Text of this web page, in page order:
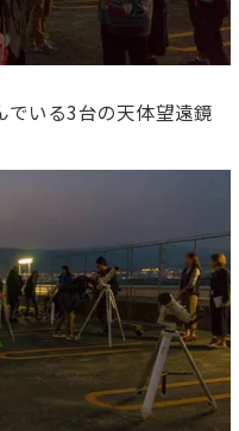
でいる3台の天体望遠鏡